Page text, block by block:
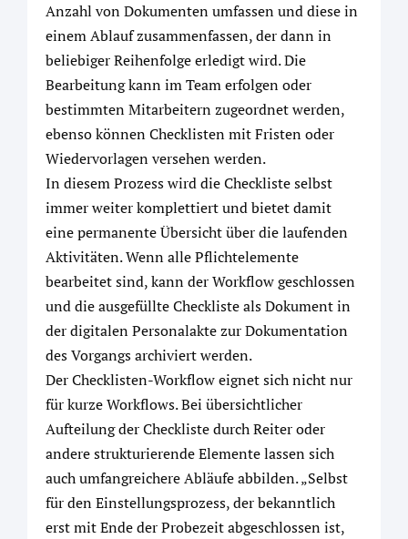
Anzahl von Dokumenten umfassen und diese in
einem Ablauf zusammenfassen, der dann in
beliebiger Reihenfolge erledigt wird. Die
Bearbeitung kann im Team erfolgen oder
bestimmten Mitarbeitern zugeordnet werden,
ebenso können Checklisten mit Fristen oder
Wiedervorlagen versehen werden.
In diesem Prozess wird die Checkliste selbst
immer weiter komplettiert und bietet damit
eine permanente Übersicht über die laufenden
Aktivitäten. Wenn alle Pflichtelemente
bearbeitet sind, kann der Workflow geschlossen
und die ausgefüllte Checkliste als Dokument in
der digitalen Personalakte zur Dokumentation
des Vorgangs archiviert werden.
Der Checklisten-Workflow eignet sich nicht nur
für kurze Workflows. Bei übersichtlicher
Aufteilung der Checkliste durch Reiter oder
andere strukturierende Elemente lassen sich
auch umfangreichere Abläufe abbilden. „Selbst
für den Einstellungsprozess, der bekanntlich
erst mit Ende der Probezeit abgeschlossen ist,